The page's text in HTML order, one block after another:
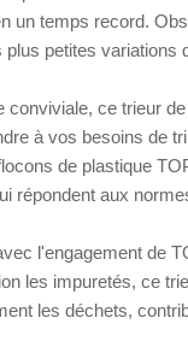
un temps record.
petites variations
conviviale, ce trieur
à vos besoins de
de plastique
répondent aux
l'engagement de
les impuretés, ce
les déchets,